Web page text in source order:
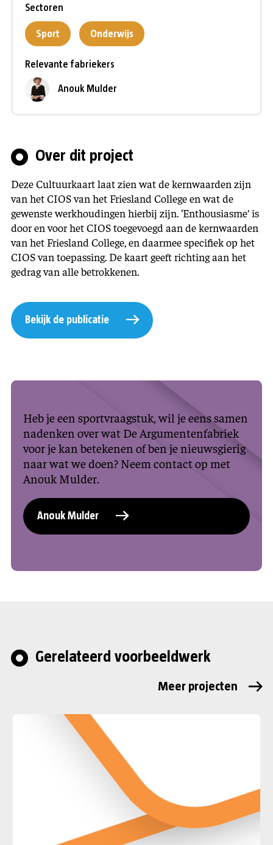
Sectoren
Sport Onderwijs
Relevante fabriekers
Anouk Mulder
Over dit project
Deze Cultuurkaart laat zien wat de kernwaarden zijn
van het CIOS van het Friesland College en wat de
gewenste werkhoudingen hierbij zijn. ‘Enthousiasme’ is
door en voor het CIOS toegevoegd aan de kernwaarden
van het Friesland College, en daarmee specifiek op het
CIOS van toepassing. De kaart geeft richting aan het
gedrag van alle betrokkenen.
Bekijk de publicatie
Heb je een sportvraagstuk, wil je eens samen
nadenken over wat De Argumentenfabriek
voor je kan betekenen of ben je nieuwsgierig
naar wat we doen? Neem contact op met
Anouk Mulder.
Anouk Mulder
Gerelateerd voorbeeldwerk
Meer projecten